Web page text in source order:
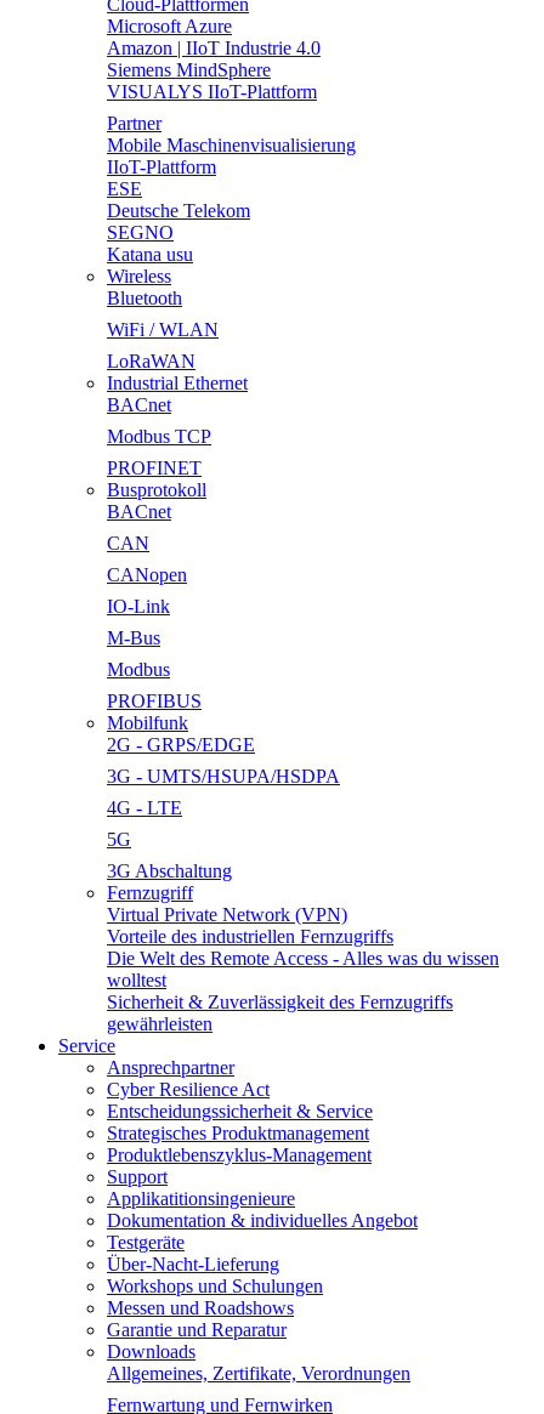
Cloud-Plattformen
Microsoft Azure
Amazon | IIoT Industrie 4.0
Siemens MindSphere
VISUALYS IIoT-Plattform
Partner
Mobile Maschinenvisualisierung
IIoT-Plattform
ESE
Deutsche Telekom
SEGNO
Katana usu
Wireless
Bluetooth
WiFi / WLAN
LoRaWAN
Industrial Ethernet
BACnet
Modbus TCP
PROFINET
Busprotokoll
BACnet
CAN
CANopen
IO-Link
M-Bus
Modbus
PROFIBUS
Mobilfunk
2G - GRPS/EDGE
3G - UMTS/HSUPA/HSDPA
4G - LTE
5G
3G Abschaltung
Fernzugriff
Virtual Private Network (VPN)
Vorteile des industriellen Fernzugriffs
Die Welt des Remote Access - Alles was du wissen
wolltest
Sicherheit & Zuverlässigkeit des Fernzugriffs
gewährleisten
Service
Ansprechpartner
Cyber Resilience Act
Entscheidungssicherheit & Service
Strategisches Produktmanagement
Produktlebenszyklus-Management
Support
Applikatitionsingenieure
Dokumentation & individuelles Angebot
Testgeräte
Über-Nacht-Lieferung
Workshops und Schulungen
Messen und Roadshows
Garantie und Reparatur
Downloads
Allgemeines, Zertifikate, Verordnungen
Fernwartung und Fernwirken